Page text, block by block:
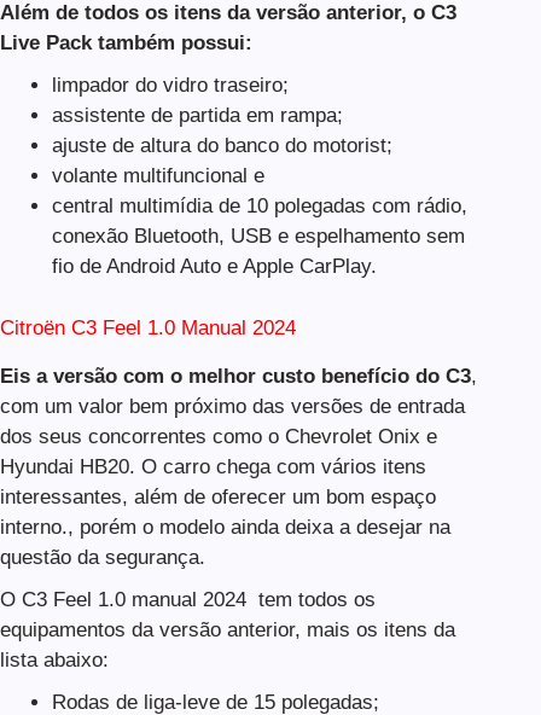
Além de todos os itens da versão anterior, o C3
Live Pack também possui:
limpador do vidro traseiro;
assistente de partida em rampa;
ajuste de altura do banco do motorist;
volante multifuncional e
central multimídia de 10 polegadas com rádio,
conexão Bluetooth, USB e espelhamento sem
fio de Android Auto e Apple CarPlay.
Citroën C3 Feel 1.0 Manual 2024
Eis a versão com o melhor custo benefício do C3,
com um valor bem próximo das versões de entrada
dos seus concorrentes como o Chevrolet Onix e
Hyundai HB20. O carro chega com vários itens
interessantes, além de oferecer um bom espaço
interno., porém o modelo ainda deixa a desejar na
questão da segurança.
O C3 Feel 1.0 manual 2024 tem todos os
equipamentos da versão anterior, mais os itens da
lista abaixo:
Rodas de liga-leve de 15 polegadas;